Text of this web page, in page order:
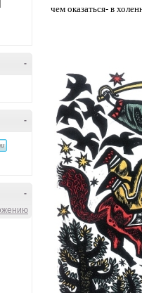
-
-
-
Knyazeva_Lena
чем оказаться- в